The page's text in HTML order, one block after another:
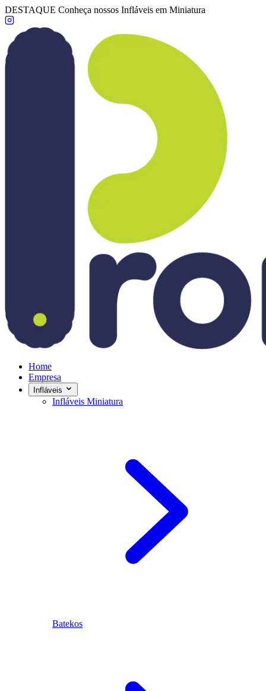
DESTAQUE Conheça nossos Infláveis em Miniatura
Home
Empresa
Infláveis
Infláveis Miniatura
Batekos